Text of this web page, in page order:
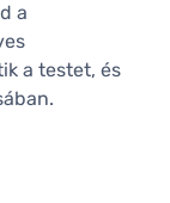
a
a testet, és